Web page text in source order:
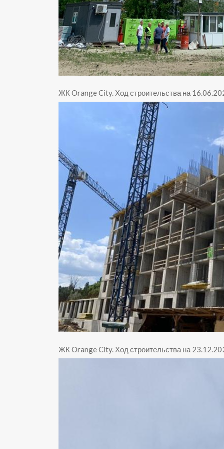
ЖК Orange City. Ход строительства на
ЖК Orange City. Ход строительства на